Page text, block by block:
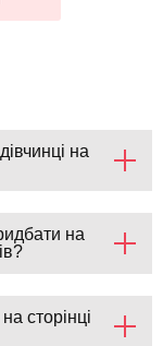
на
на
сторінці